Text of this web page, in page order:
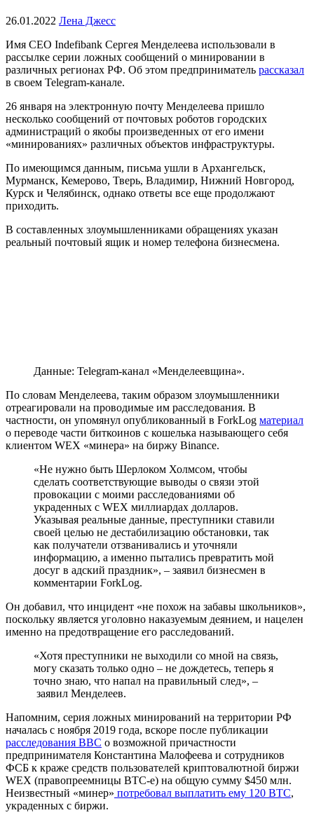
26.01.2022 Лена Джесс
Имя CEO Indefibank Сергея Менделеева использовали в
рассылке серии ложных сообщений о минировании в
различных регионах РФ. Об этом предприниматель рассказал
в своем Telegram-канале.
26 января на электронную почту Менделеева пришло
несколько сообщений от почтовых роботов городских
администраций о якобы произведенных от его имени
«минированиях» различных объектов инфраструктуры.
По имеющимся данным, письма ушли в Архангельск,
Мурманск, Кемерово, Тверь, Владимир, Нижний Новгород,
Курск и Челябинск, однако ответы все еще продолжают
приходить.
В составленных злоумышленниками обращениях указан
реальный почтовый ящик и номер телефона бизнесмена.
Данные: Telegram-канал «Менделеевщина».
По словам Менделеева, таким образом злоумышленники
отреагировали на проводимые им расследования. В
частности, он упомянул опубликованный в ForkLog материал
о переводе части биткоинов с кошелька называющего себя
клиентом WEX «минера» на биржу Binance.
«Не нужно быть Шерлоком Холмсом, чтобы
сделать соответствующие выводы о связи этой
провокации с моими расследованиями об
украденных с WEX миллиардах долларов.
Указывая реальные данные, преступники ставили
своей целью не дестабилизацию обстановки, так
как получатели отзванивались и уточняли
информацию, а именно пытались превратить мой
досуг в адский праздник», – заявил бизнесмен в
комментарии ForkLog.
Он добавил, что инцидент «не похож на забавы школьников»,
поскольку является уголовно наказуемым деянием, и нацелен
именно на предотвращение его расследований.
«Хотя преступники не выходили со мной на связь,
могу сказать только одно – не дождетесь, теперь я
точно знаю, что напал на правильный след», –
заявил Менделеев.
Напомним, серия ложных минирований на территории РФ
началась с ноября 2019 года, вскоре после публикации
расследования BBC о возможной причастности
предпринимателя Константина Малофеева и сотрудников
ФСБ к краже средств пользователей криптовалютной биржи
WEX (правопреемницы BTC-e) на общую сумму $450 млн.
Неизвестный «минер» потребовал выплатить ему 120 BTC,
украденных с биржи.